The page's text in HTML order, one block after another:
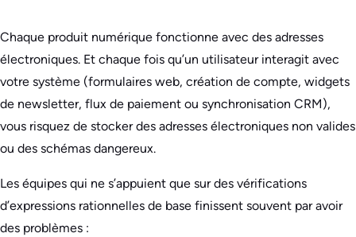
Chaque produit numérique fonctionne avec des adresses
électroniques. Et chaque fois qu’un utilisateur interagit avec
votre système (formulaires web, création de compte, widgets
de newsletter, flux de paiement ou synchronisation CRM),
vous risquez de stocker des adresses électroniques non valides
ou des schémas dangereux.
Les équipes qui ne s’appuient que sur des vérifications
d’expressions rationnelles de base finissent souvent par avoir
des problèmes :